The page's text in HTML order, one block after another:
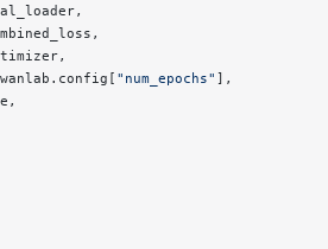
"num_epochs" ],